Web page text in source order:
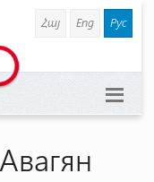
Հայ Eng Рус